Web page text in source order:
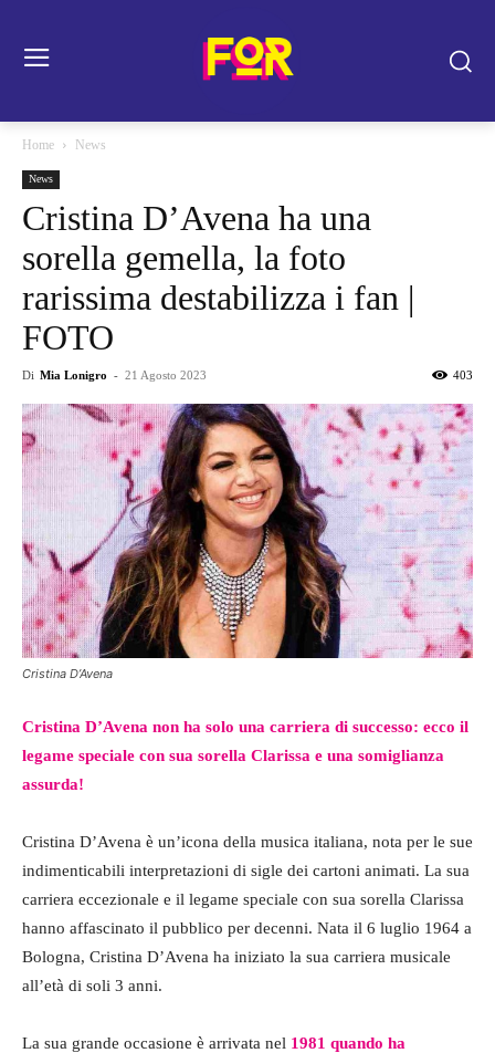
Home News
News
Cristina D’Avena ha una
sorella gemella, la foto
rarissima destabilizza i fan |
FOTO
Di Mia Lonigro - 21 Agosto 2023 403
Cristina D’Avena
Cristina D’Avena non ha solo una carriera di successo: ecco il
legame speciale con sua sorella Clarissa e una somiglianza
assurda!
Cristina D’Avena è un’icona della musica italiana, nota per le sue
indimenticabili interpretazioni di sigle dei cartoni animati. La sua
carriera eccezionale e il legame speciale con sua sorella Clarissa
hanno affascinato il pubblico per decenni. Nata il 6 luglio 1964 a
Bologna, Cristina D’Avena ha iniziato la sua carriera musicale
all’età di soli 3 anni.
La sua grande occasione è arrivata nel 1981 quando ha